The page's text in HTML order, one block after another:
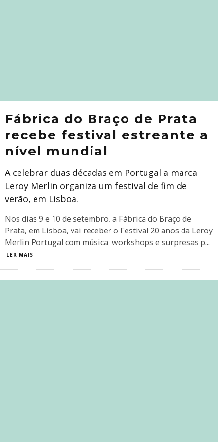
Fábrica do Braço de Prata
recebe festival estreante a
nível mundial
A celebrar duas décadas em Portugal a marca
Leroy Merlin organiza um festival de fim de
verão, em Lisboa.
Nos dias 9 e 10 de setembro, a Fábrica do Braço de
Prata, em Lisboa, vai receber o Festival 20 anos da Leroy
Merlin Portugal com música, workshops e surpresas p...
LER MAIS